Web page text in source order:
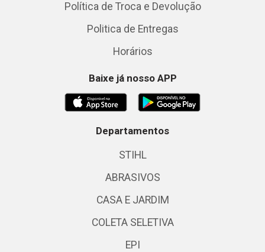
Política de Troca e Devolução
Politica de Entregas
Horários
Baixe já nosso APP
Departamentos
STIHL
ABRASIVOS
CASA E JARDIM
COLETA SELETIVA
EPI